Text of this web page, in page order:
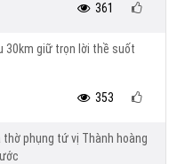
361
30km giữ trọn lời thề suốt
353
thờ phụng tứ vị Thành hoàng